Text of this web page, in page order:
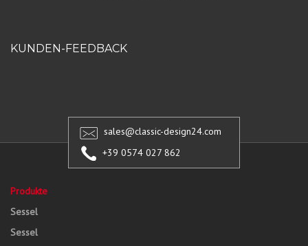
KUNDEN-FEEDBACK
sales@classic-design24.com
+39 0574 027 862
Produkte
Sessel
Sessel